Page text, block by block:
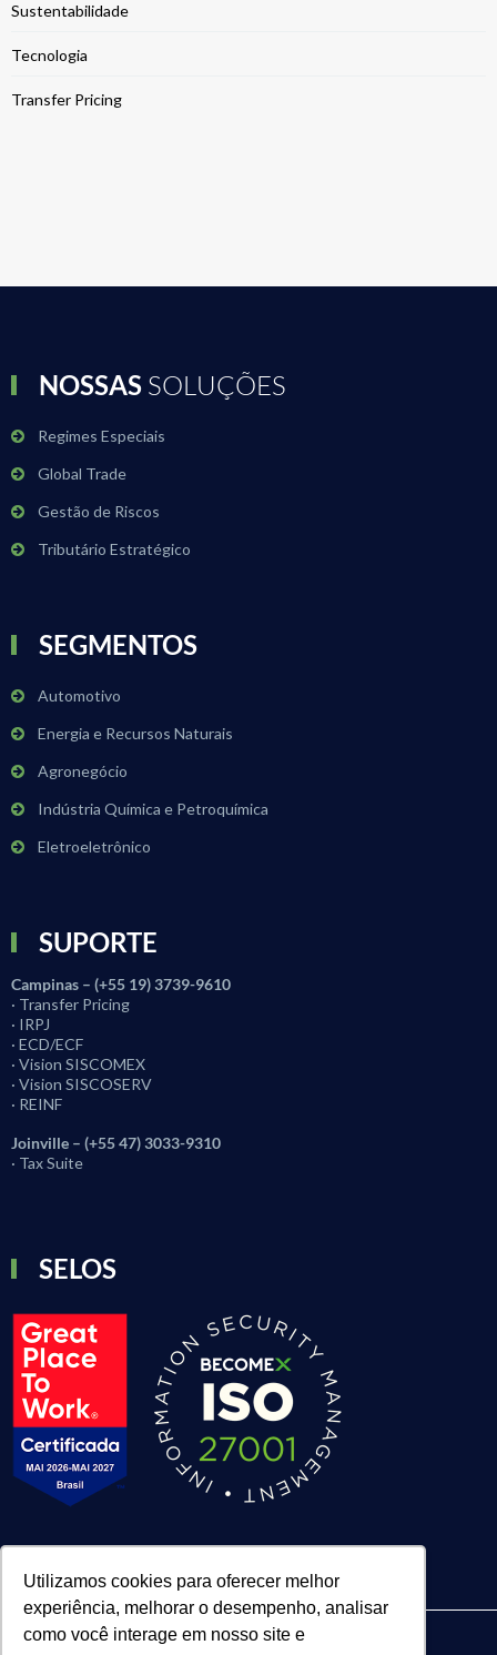
Utilizamos cookies para oferecer melhor
experiência, melhorar o desempenho, analisar
como você interage em nosso site e
Sustentabilidade
Tecnologia
Transfer Pricing
NOSSAS SOLUÇÕES
Regimes Especiais
Global Trade
Gestão de Riscos
Tributário Estratégico
SEGMENTOS
Automotivo
Energia e Recursos Naturais
Agronegócio
Indústria Química e Petroquímica
Eletroeletrônico
SUPORTE
Campinas – (+55 19) 3739-9610
· Transfer Pricing
· IRPJ
· ECD/ECF
· Vision SISCOMEX
· Vision SISCOSERV
· REINF
Joinville – (+55 47) 3033-9310
· Tax Suite
SELOS